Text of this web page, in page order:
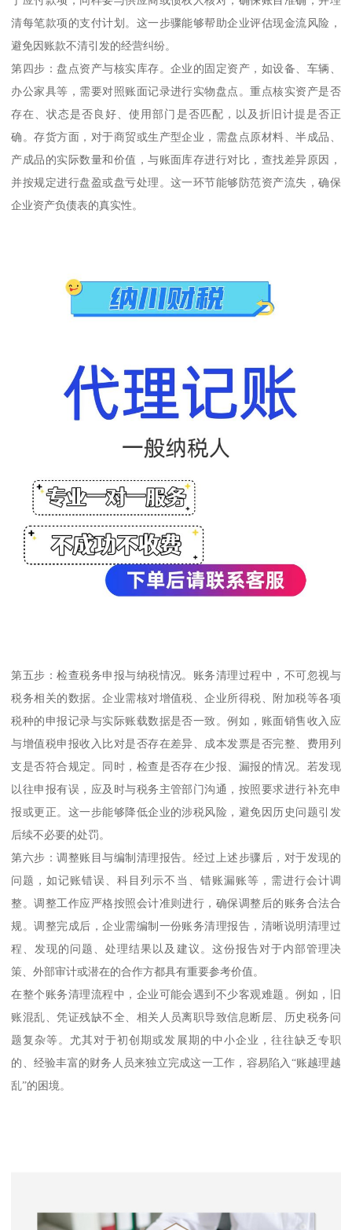
清每笔款项的支付计划。这一步骤能够帮助企业评估现金流风险，
避免因账款不清引发的经营纠纷。
第四步：盘点资产与核实库存。企业的固定资产，如设备、车辆、
办公家具等，需要对照账面记录进行实物盘点。重点核实资产是否
存在、状态是否良好、使用部门是否匹配，以及折旧计提是否正
确。存货方面，对于商贸或生产型企业，需盘点原材料、半成品、
产成品的实际数量和价值，与账面库存进行对比，查找差异原因，
并按规定进行盘盈或盘亏处理。这一环节能够防范资产流失，确保
企业资产负债表的真实性。
第五步：检查税务申报与纳税情况。账务清理过程中，不可忽视与
税务相关的数据。企业需核对增值税、企业所得税、附加税等各项
税种的申报记录与实际账载数据是否一致。例如，账面销售收入应
与增值税申报收入比对是否存在差异、成本发票是否完整、费用列
支是否符合规定。同时，检查是否存在少报、漏报的情况。若发现
以往申报有误，应及时与税务主管部门沟通，按照要求进行补充申
报或更正。这一步能够降低企业的涉税风险，避免因历史问题引发
后续不必要的处罚。
第六步：调整账目与编制清理报告。经过上述步骤后，对于发现的
问题，如记账错误、科目列示不当、错账漏账等，需进行会计调
整。调整工作应严格按照会计准则进行，确保调整后的账务合法合
规。调整完成后，企业需编制一份账务清理报告，清晰说明清理过
程、发现的问题、处理结果以及建议。这份报告对于内部管理决
策、外部审计或潜在的合作方都具有重要参考价值。
在整个账务清理流程中，企业可能会遇到不少客观难题。例如，旧
账混乱、凭证残缺不全、相关人员离职导致信息断层、历史税务问
题复杂等。尤其对于初创期或发展期的中小企业，往往缺乏专职
的、经验丰富的财务人员来独立完成这一工作，容易陷入“账越理越
乱”的困境。